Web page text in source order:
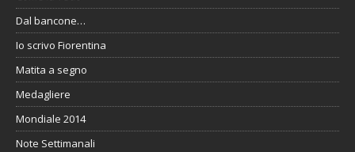
Dal bancone…
Io scrivo Fiorentina
Matita a segno
Medagliere
Mondiale 2014
Note Settimanali